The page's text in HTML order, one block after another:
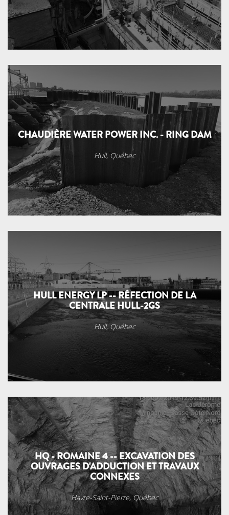
CHAUDIÈRE WATER POWER INC. - RING DAM
Hull, Québec
HULL ENERGY LP -- RÉFECTION DE LA
CENTRALE HULL-2GS
Hull, Québec
HQ - ROMAINE 4 -- EXCAVATION DES
OUVRAGES D'ADDUCTION ET TRAVAUX
CONNEXES
Havre-Saint-Pierre, Québec